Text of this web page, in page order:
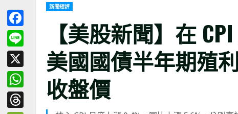
新聞短評
【美股新聞】在
美國國債半年期殖
收盤價
Facebook
Line
X
WhatsApp